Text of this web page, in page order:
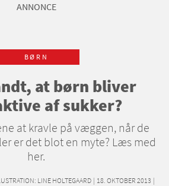
ANNONCE
BØRN
at børn bliver
af sukker?
at kravle på væggen, når de
er det blot en myte? Læs med
her.
LINE HOLTEGAARD | 18. OKTOBER 2013 |